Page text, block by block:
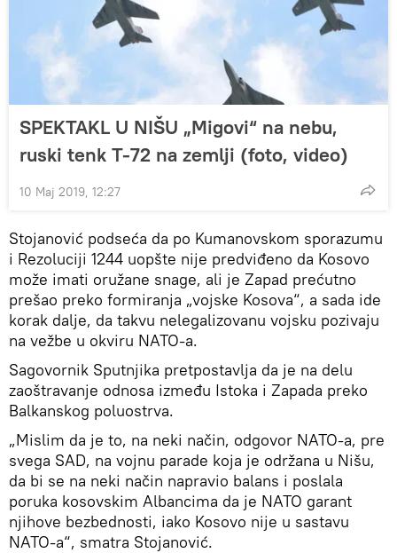
SPEKTAKL U NIŠU „Migovi“ na nebu,
ruski tenk T-72 na zemlji (foto, video)
10 Maj 2019, 12:27
Stojanović podseća da po Kumanovskom sporazumu
i Rezoluciji 1244 uopšte nije predviđeno da Kosovo
može imati oružane snage, ali je Zapad prećutno
prešao preko formiranja „vojske Kosova“, a sada ide
korak dalje, da takvu nelegalizovanu vojsku pozivaju
na vežbe u okviru NATO-a.
Sagovornik Sputnjika pretpostavlja da je na delu
zaoštravanje odnosa između Istoka i Zapada preko
Balkanskog poluostrva.
„Mislim da je to, na neki način, odgovor NATO-a, pre
svega SAD, na vojnu parade koja je održana u Nišu,
da bi se na neki način napravio balans i poslala
poruka kosovskim Albancima da je NATO garant
njihove bezbednosti, iako Kosovo nije u sastavu
NATO-a“, smatra Stojanović.